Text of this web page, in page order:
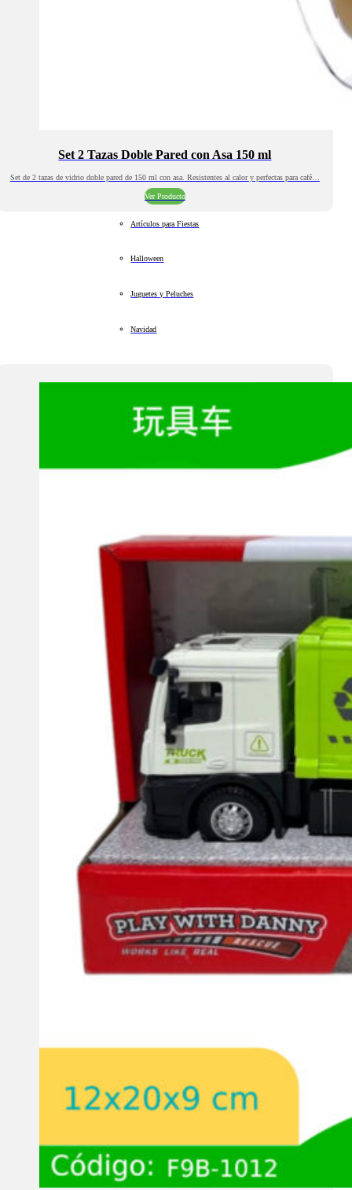
Set 2 Tazas Doble Pared con Asa 150 ml
Set de 2 tazas de vidrio doble pared de 150 ml con asa. Resistentes al calor y perfectas para café…
Ver Producto
Artículos para Fiestas
Halloween
Juguetes y Peluches
Navidad